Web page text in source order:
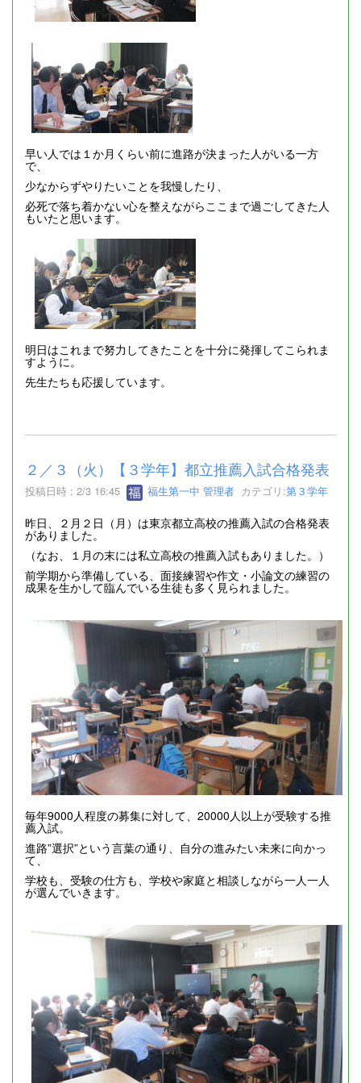
早い人では１か月くらい前に進路が決まった人がいる一方
で、
少なからずやりたいことを我慢したり、
必死で落ち着かない心を整えながらここまで過ごしてきた人
もいたと思います。
明日はこれまで努力してきたことを十分に発揮してこられま
すように。
先生たちも応援しています。
２／３（火）【３学年】都立推薦入試合格発表
投稿日時 : 2/3 16:45 福生第一中 管理者 カテゴリ:第３学年
昨日、２月２日（月）は東京都立高校の推薦入試の合格発表
がありました。
（なお、１月の末には私立高校の推薦入試もありました。）
前学期から準備している、面接練習や作文・小論文の練習の
成果を生かして臨んでいる生徒も多く見られました。
毎年9000人程度の募集に対して、20000人以上が受験する推
薦入試。
進路”選択”という言葉の通り、自分の進みたい未来に向かっ
て、
学校も、受験の仕方も、学校や家庭と相談しながら一人一人
が選んでいきます。